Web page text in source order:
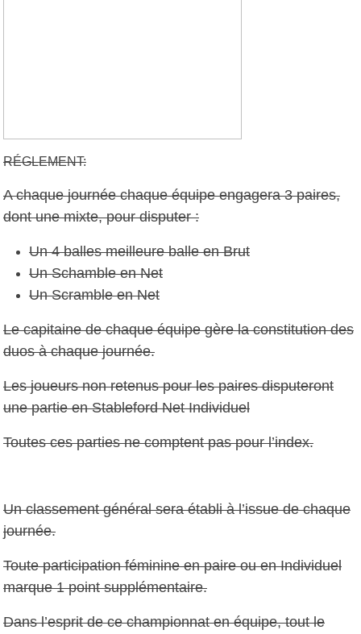
RÉGLEMENT:
A chaque journée chaque équipe engagera 3 paires,
dont une mixte, pour disputer :
Un 4 balles meilleure balle en Brut
Un Schamble en Net
Un Scramble en Net
Le capitaine de chaque équipe gère la constitution des
duos à chaque journée.
Les joueurs non retenus pour les paires disputeront
une partie en Stableford Net Individuel
Toutes ces parties ne comptent pas pour l’index.
Un classement général sera établi à l’issue de chaque
journée.
Toute participation féminine en paire ou en Individuel
marque 1 point supplémentaire.
Dans l’esprit de ce championnat en équipe, tout le